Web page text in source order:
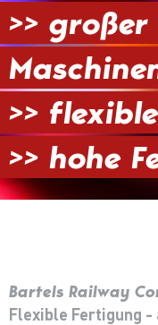
Bartels Railway
Flexible Fertigung -
>> großer
>>
>> hohe